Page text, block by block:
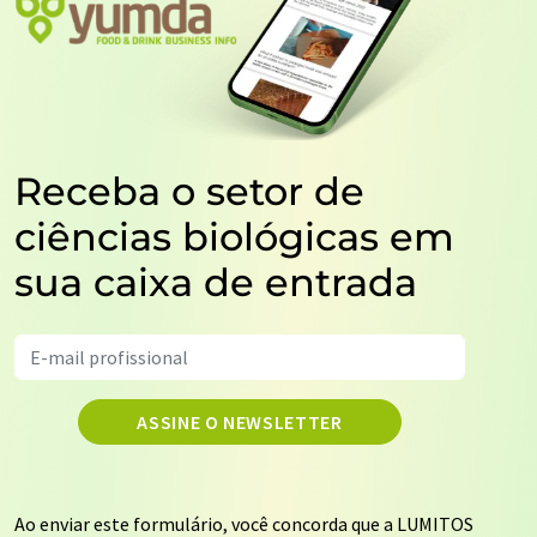
Receba o setor de
ciências biológicas em
sua caixa de entrada
ASSINE O NEWSLETTER
Ao enviar este formulário, você concorda que a LUMITOS